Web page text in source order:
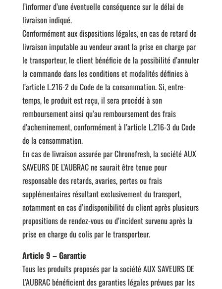
l’informer d’une éventuelle conséquence sur le délai de
livraison indiqué.
Conformément aux dispositions légales, en cas de retard de
livraison imputable au vendeur avant la prise en charge par
le transporteur, le client bénéficie de la possibilité d’annuler
la commande dans les conditions et modalités définies à
l’article L.216-2 du Code de la consommation. Si, entre-
temps, le produit est reçu, il sera procédé à son
remboursement ainsi qu’au remboursement des frais
d’acheminement, conformément à l’article L.216-3 du Code
de la consommation.
En cas de livraison assurée par Chronofresh, la société AUX
SAVEURS DE L’AUBRAC ne saurait être tenue pour
responsable des retards, avaries, pertes ou frais
supplémentaires résultant exclusivement du transport,
notamment en cas d’indisponibilité du client après plusieurs
propositions de rendez-vous ou d’incident survenu après la
prise en charge du colis par le transporteur.
Article 9 – Garantie
Tous les produits proposés par la société AUX SAVEURS DE
L’AUBRAC bénéficient des garanties légales prévues par les